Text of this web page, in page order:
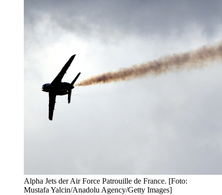
Alpha Jets der Air Force Patrouille de France. [Foto:
Mustafa Yalcin/Anadolu Agency/Getty Images]